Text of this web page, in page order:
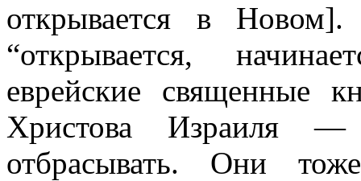
открывается в
“открывается,
еврейские священные
Христова Израиля —
отбрасывать. Они